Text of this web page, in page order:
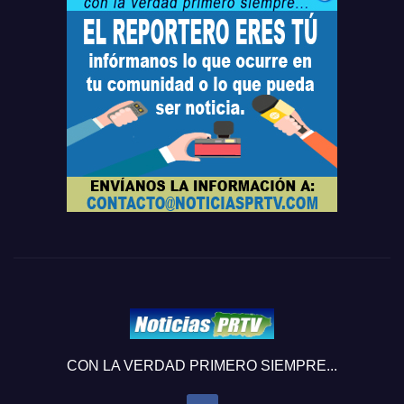
CON LA VERDAD PRIMERO SIEMPRE...